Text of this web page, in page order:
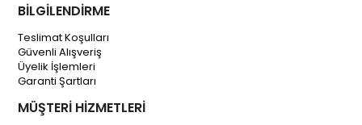
BİLGİLENDİRME
Teslimat Koşulları
Güvenli Alışveriş
Üyelik İşlemleri
Garanti Şartları
MÜŞTERİ HİZMETLERİ